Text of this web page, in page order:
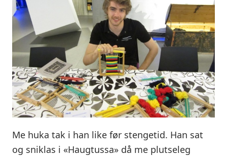
Me huka tak i han like før stengetid. Han sat
og sniklas i «Haugtussa» då me plutseleg